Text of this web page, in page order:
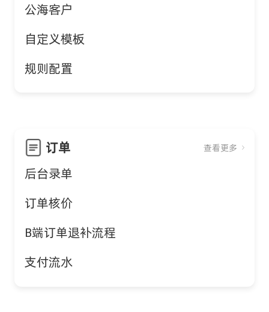
公海客户
自定义模板
规则配置
订单 查看更多
后台录单
订单核价
B端订单退补流程
支付流水